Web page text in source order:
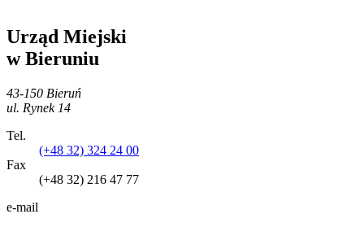
Urząd Miejski
w Bieruniu
43-150 Bieruń
ul. Rynek 14
Tel.
(+48 32) 324 24 00
Fax
(+48 32) 216 47 77
e-mail